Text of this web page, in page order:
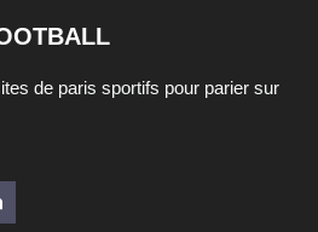
de paris sportifs pour parier sur